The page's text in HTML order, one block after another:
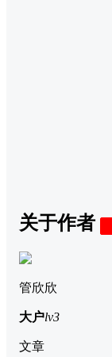
关于作者
管欣欣
大户lv3
文章